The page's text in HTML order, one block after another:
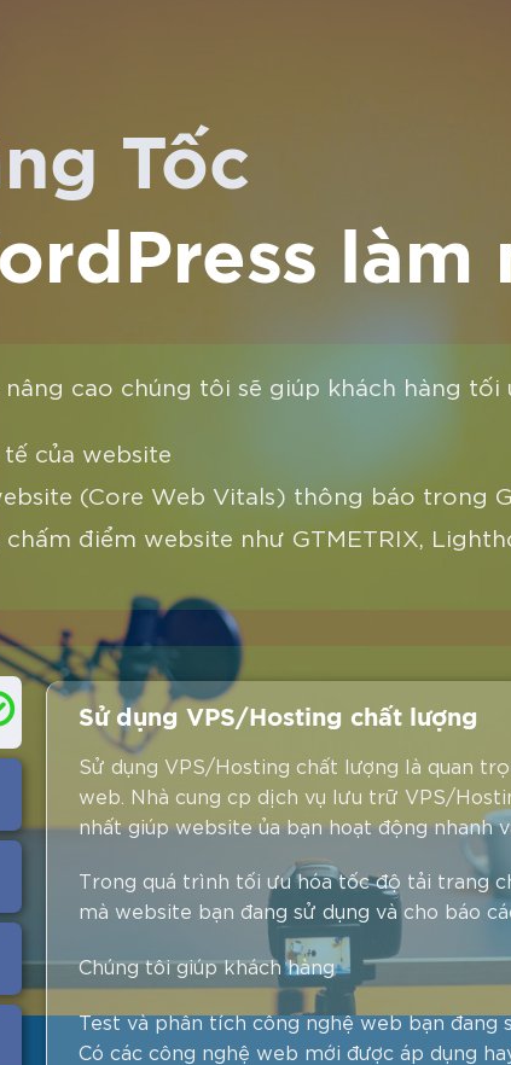
Tốc
làm
cao chúng tôi sẽ giúp khách hàng
của website
(Core Web Vitals) thông báo trong
điểm website như GTMETRIX,
Sử dụng VPS/Hosting chất lượng
Sử dụng VPS/Hosting chất lượng là quan
web. Nhà cung cp dịch vụ lưu trữ VPS/
nhất giúp website ủa bạn hoạt động nhanh
Trong quá trình tối ưu hóa tốc độ tải trang
mà website bạn đang sử dụng và cho báo
Chúng tôi giúp khách hàng
Test và phân tích công nghệ web bạn đang
Có các công nghệ web mới được áp dụng